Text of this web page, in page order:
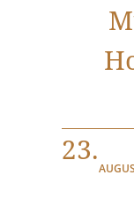
23.